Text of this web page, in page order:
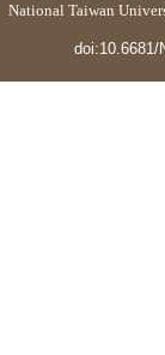
National Taiwan
doi:10.6681/